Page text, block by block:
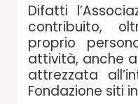
Difatti
contribuito,
proprio
attività, anche
attrezzata
Fondazione siti